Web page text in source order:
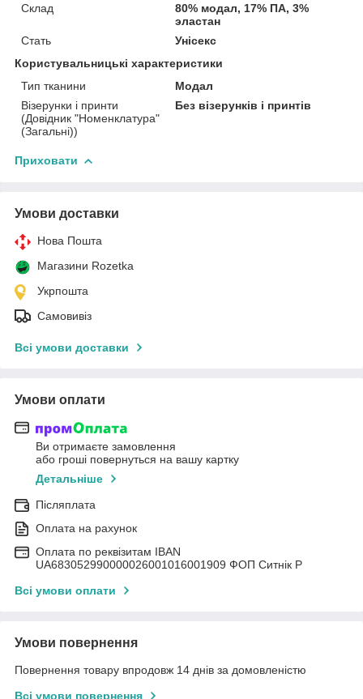
Склад
80% модал, 17% ПА, 3%
эластан
Стать
Унісекс
Користувальницькі характеристики
Тип тканини
Модал
Візерунки і принти
(Довідник "Номенклатура"
(Загальні))
Без візерунків і принтів
Приховати
Умови доставки
Нова Пошта
Магазини Rozetka
Укрпошта
Самовивіз
Всі умови доставки
Умови оплати
Ви отримаєте замовлення
або гроші повернуться на вашу картку
Детальніше
Післяплата
Оплата на рахунок
Оплата по реквізитам IBAN
UА683052990000026001016001909 ФОП Ситнік Р
Всі умови оплати
Умови повернення
Повернення товару впродовж 14 днів за домовленістю
Всі умови повернення